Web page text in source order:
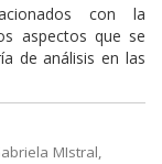
con la
aspectos que se
de análisis en las
MIstral,